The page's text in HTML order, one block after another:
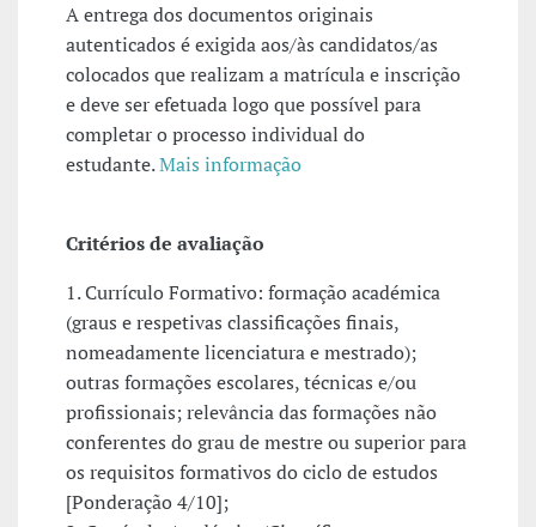
A entrega dos documentos originais
autenticados é exigida aos/às candidatos/as
colocados que realizam a matrícula e inscrição
e deve ser efetuada logo que possível para
completar o processo individual do
estudante.Mais informação
Critérios de avaliação
1. Currículo Formativo: formação académica
(graus e respetivas classificações finais,
nomeadamente licenciatura e mestrado);
outras formações escolares, técnicas e/ou
profissionais; relevância das formações não
conferentes do grau de mestre ou superior para
os requisitos formativos do ciclo de estudos
[Ponderação 4/10];